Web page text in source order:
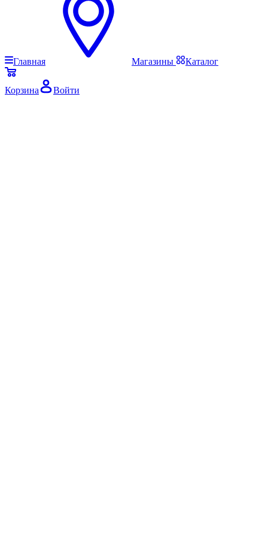
Главная Магазины Каталог
Корзина Войти